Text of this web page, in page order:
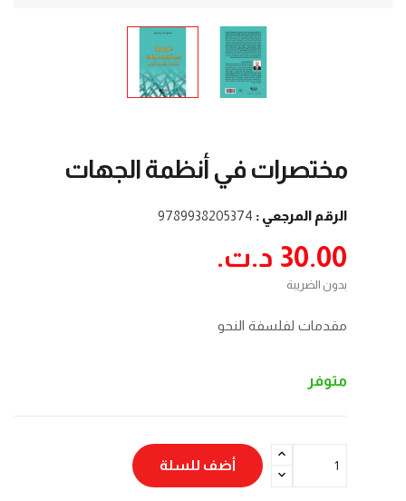
مختصرات في أنظمة الجهات
الرقم المرجعي : 9789938205374
30.00 د.ت.‏
بدون الضريبة
مقدمات لفلسفة النحو
متوفر
أضف للسلة